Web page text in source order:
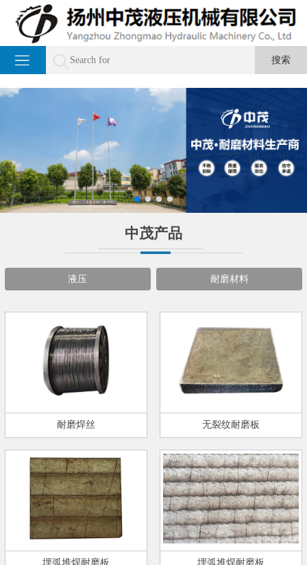
中茂产品
液压 耐磨材料
耐磨焊丝 无裂纹耐磨板
埋弧堆焊耐磨板 埋弧堆焊耐磨板